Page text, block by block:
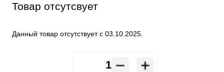
Товар отсутсвует
Данный товар отсутствует с 03.10.2025.